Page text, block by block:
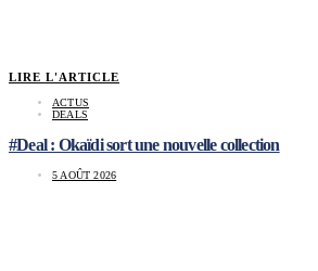
LIRE L'ARTICLE
ACTUS
DEALS
#Deal : Okaïdi sort une nouvelle collection
5 AOÛT 2026